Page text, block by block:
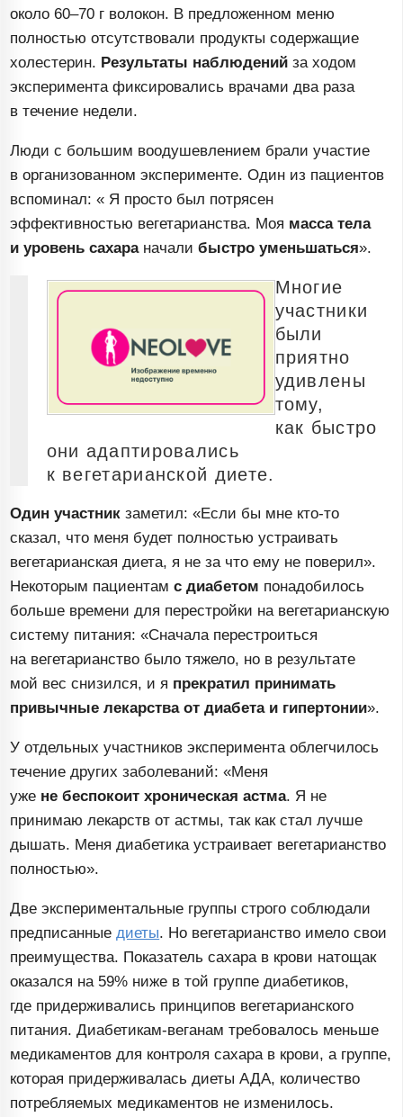
около60–70 г волокон. В предложенном меню
полностью отсутствовали продукты содержащие
холестерин. Результаты наблюдений за ходом
эксперимента фиксировались врачами два раза
в течение недели.
Люди с большим воодушевлением брали участие
в организованном эксперименте. Один из пациентов
вспоминал: « Я просто был потрясен
эффективностью вегетарианства. Моя масса тела
и уровень сахараначалибыстро уменьшаться».
Многие
участники
были
приятно
удивлены
тому,
как быстро
они адаптировались
к вегетарианской диете.
Один участник заметил: «Если бы мне кто-то
сказал, что меня будет полностью устраивать
вегетарианская диета, я не за что ему не поверил».
Некоторым пациентамс диабетом понадобилось
больше времени для перестройки на вегетарианскую
систему питания: «Сначала перестроиться
на вегетарианство было тяжело, но в результате
мой вес снизился, и я прекратил принимать
привычные лекарства от диабета и гипертонии».
У отдельных участников эксперимента облегчилось
течение других заболеваний: «Меня
уже не беспокоитхроническая астма. Я не
принимаю лекарств от астмы, так как стал лучше
дышать. Меня диабетика устраивает вегетарианство
полностью».
Две экспериментальные группы строго соблюдали
предписанныедиеты. Но вегетарианство имело свои
преимущества. Показатель сахара в крови натощак
оказался на 59% ниже в той группе диабетиков,
где придерживались принципов вегетарианского
питания.Диабетикам-веганам требовалось меньше
медикаментов для контроля сахара в крови, а группе,
которая придерживалась диеты АДА, количество
потребляемых медикаментов не изменилось.